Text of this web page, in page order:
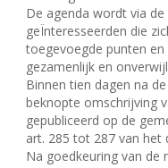
De agenda wordt via
geÏnteresseerden die
toegevoegde punten
gezamenlijk en
Binnen tien dagen na
beknopte omschrijving
gepubliceerd op de
art. 285 tot 287 van het
Na goedkeuring van de